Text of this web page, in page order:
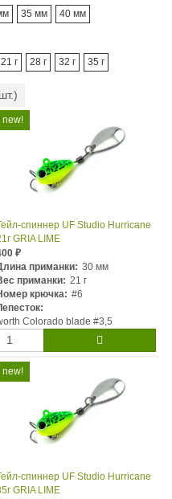
35 мм 40 мм
21 г 28 г 32 г 35 г
шт.)
спиннер UF Studio Hurricane
GRIA LIME
₽
приманки: 30 мм
приманки: 21 г
крючка: #6
Colorado blade #3,5
спиннер UF Studio Hurricane
GRIA LIME